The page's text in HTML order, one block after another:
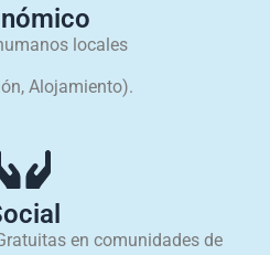
locales
Alojamiento).
en comunidades de